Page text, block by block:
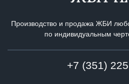
Производство и продажа ЖБИ
по индивидуальным
+7 (351)